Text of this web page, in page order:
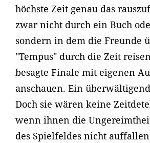
höchste Zeit genau das
zwar nicht durch ein Buch
sondern in dem die Freunde
"Tempus" durch die Zeit
besagte Finale mit eigenen
anschauen. Ein
Doch sie wären keine
wenn ihnen die
des Spielfeldes nicht